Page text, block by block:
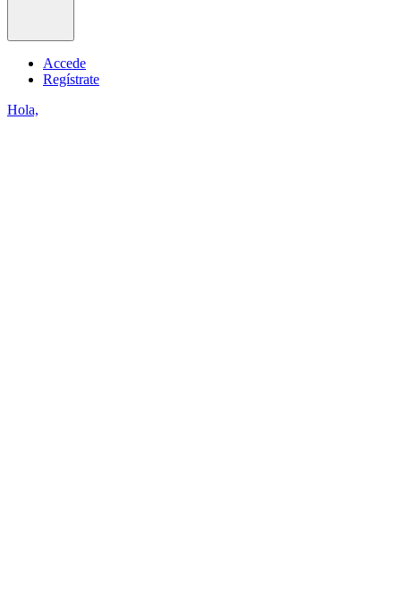
Accede
Regístrate
Hola,